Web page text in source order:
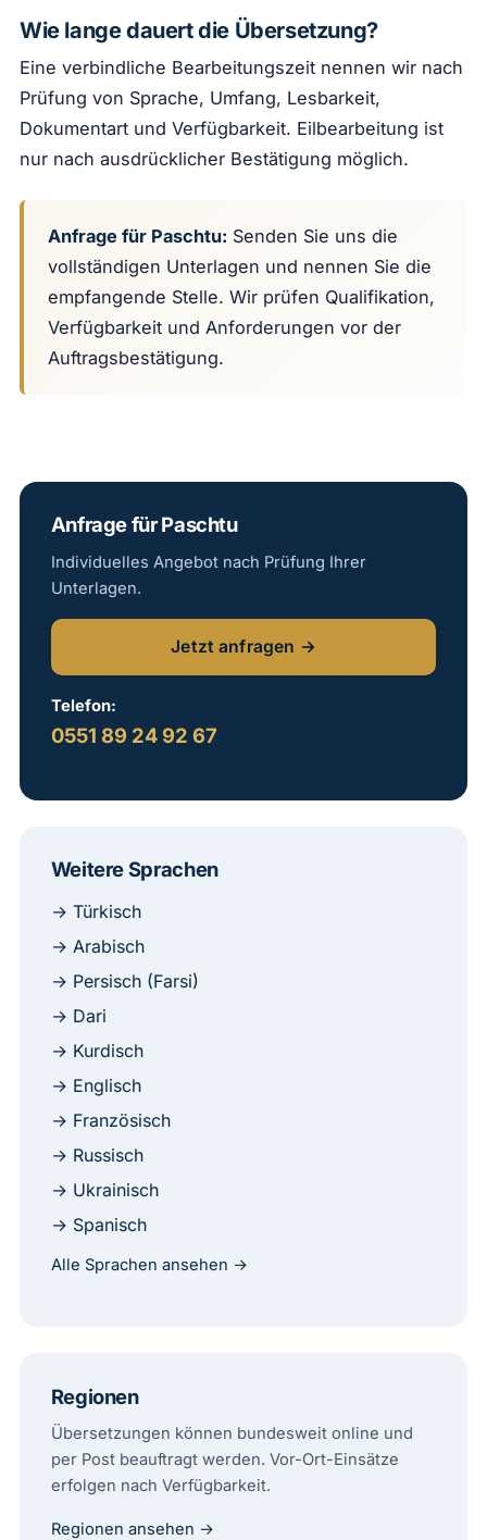
Wie lange dauert die Übersetzung?
Eine verbindliche Bearbeitungszeit nennen wir nach
Prüfung von Sprache, Umfang, Lesbarkeit,
Dokumentart und Verfügbarkeit. Eilbearbeitung ist
nur nach ausdrücklicher Bestätigung möglich.
Anfrage für Paschtu: Senden Sie uns die
vollständigen Unterlagen und nennen Sie die
empfangende Stelle. Wir prüfen Qualifikation,
Verfügbarkeit und Anforderungen vor der
Auftragsbestätigung.
Anfrage für Paschtu
Individuelles Angebot nach Prüfung Ihrer
Unterlagen.
Jetzt anfragen →
Telefon:
0551 89 24 92 67
Weitere Sprachen
→ Türkisch
→ Arabisch
→ Persisch (Farsi)
→ Dari
→ Kurdisch
→ Englisch
→ Französisch
→ Russisch
→ Ukrainisch
→ Spanisch
Alle Sprachen ansehen →
Regionen
Übersetzungen können bundesweit online und
per Post beauftragt werden. Vor-Ort-Einsätze
erfolgen nach Verfügbarkeit.
Regionen ansehen →